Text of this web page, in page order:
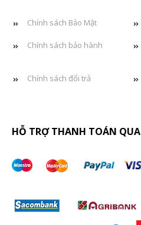
Chính sách Bảo Mật
Chính sách bảo hành
Chính sách đổi trả
HỖ TRỢ THANH TOÁN QUA